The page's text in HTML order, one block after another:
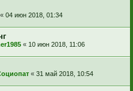
04 июн 2018, 01:34
« 10 июн 2018, 11:06
« 31 май 2018, 10:54